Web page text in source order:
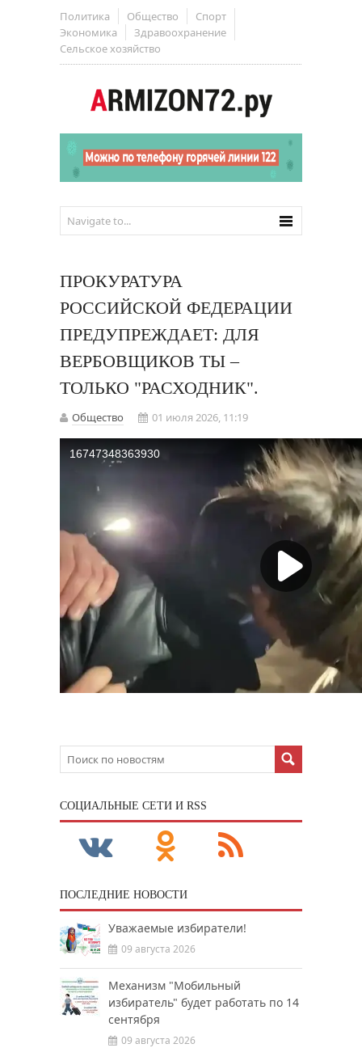
Политика Общество
Спорт
Экономика
Здравоохранение
Сельское хозяйство
ПРОКУРАТУРА
РОССИЙСКОЙ ФЕДЕРАЦИИ
ПРЕДУПРЕЖДАЕТ: ДЛЯ
ВЕРБОВЩИКОВ ТЫ –
ТОЛЬКО "РАСХОДНИК".
Общество 01 июля 2026, 11:19
CОЦИАЛЬНЫЕ СЕТИ И RSS
ПОСЛЕДНИЕ НОВОСТИ
Уважаемые избиратели!
09 августа 2026
Механизм "Мобильный
избиратель" будет работать по 14
сентября
09 августа 2026